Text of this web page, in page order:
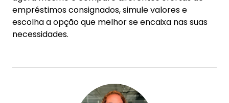
empréstimos consignados, simule valores e
escolha a opção que melhor se encaixa nas suas
necessidades.